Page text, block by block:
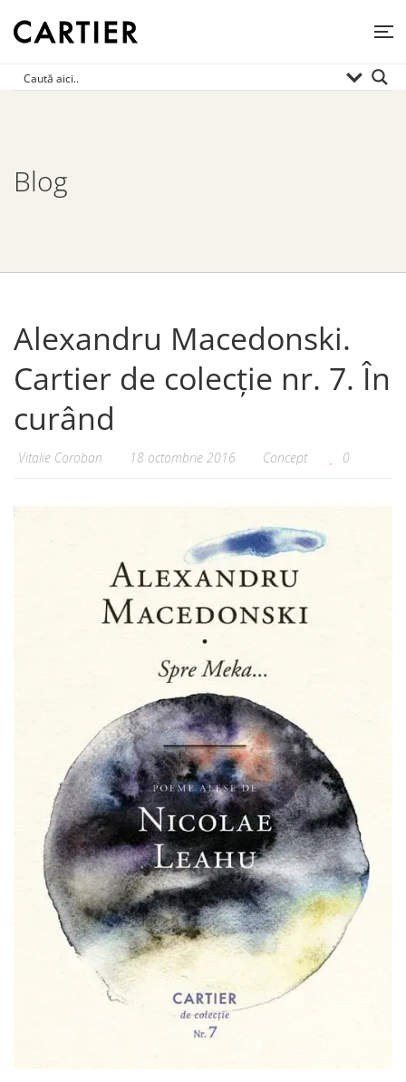
Blog
Alexandru Macedonski.
Cartier de colecție nr. 7. În
curând
Vitalie Coroban 18 octombrie 2016 Concept 0